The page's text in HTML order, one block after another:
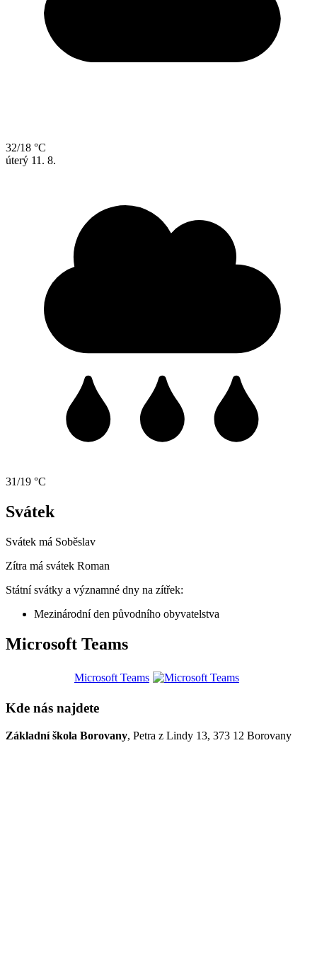
32/18 °C
úterý 11. 8.
31/19 °C
Svátek
Svátek má Soběslav
Zítra má svátek Roman
Státní svátky a významné dny na zítřek:
Mezinárodní den původního obyvatelstva
Microsoft Teams
Microsoft Teams
Kde nás najdete
Základní škola Borovany, Petra z Lindy 13, 373 12 Borovany